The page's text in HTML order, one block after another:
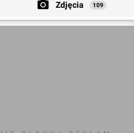
Zdjęcia 109